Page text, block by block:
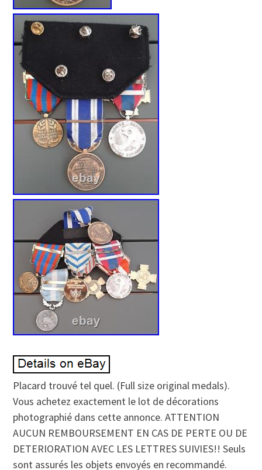
Placard trouvé tel quel. (Full size original medals).
Vous achetez exactement le lot de décorations
photographié dans cette annonce. ATTENTION
AUCUN REMBOURSEMENT EN CAS DE PERTE OU DE
DETERIORATION AVEC LES LETTRES SUIVIES!! Seuls
sont assurés les objets envoyés en recommandé.